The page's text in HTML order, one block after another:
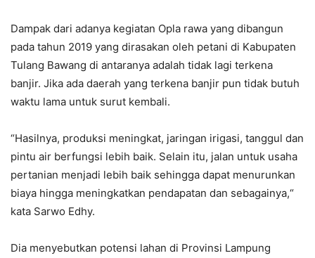
Dampak dari adanya kegiatan Opla rawa yang dibangun
pada tahun 2019 yang dirasakan oleh petani di Kabupaten
Tulang Bawang di antaranya adalah tidak lagi terkena
banjir. Jika ada daerah yang terkena banjir pun tidak butuh
waktu lama untuk surut kembali.
“Hasilnya, produksi meningkat, jaringan irigasi, tanggul dan
pintu air berfungsi lebih baik. Selain itu, jalan untuk usaha
pertanian menjadi lebih baik sehingga dapat menurunkan
biaya hingga meningkatkan pendapatan dan sebagainya,“
kata Sarwo Edhy.
Dia menyebutkan potensi lahan di Provinsi Lampung